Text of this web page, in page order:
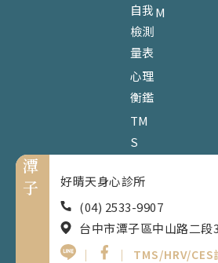
自我
檢測
量表
心理
衡鑑
TM
S
M
潭
子
好晴天身心診所
(04) 2533-9907
台中市潭子區中山路二段
｜
｜ TMS/HRV/CES